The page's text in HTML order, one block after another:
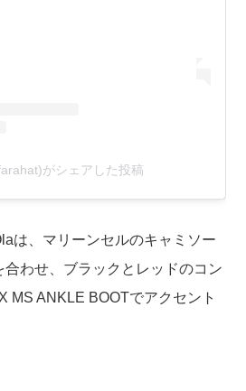
がシェアした投稿
は、マリーンセルのキャミソー
合わせ、ブラックとレッドのコン
MS ANKLE BOOTでアクセント